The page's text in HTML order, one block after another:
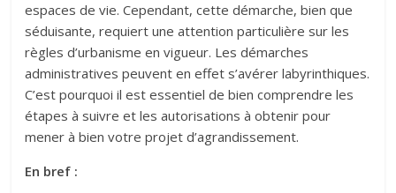
espaces de vie. Cependant, cette démarche, bien que
séduisante, requiert une attention particulière sur les
règles d’urbanisme en vigueur. Les démarches
administratives peuvent en effet s’avérer labyrinthiques.
C’est pourquoi il est essentiel de bien comprendre les
étapes à suivre et les autorisations à obtenir pour
mener à bien votre projet d’agrandissement.
En bref :